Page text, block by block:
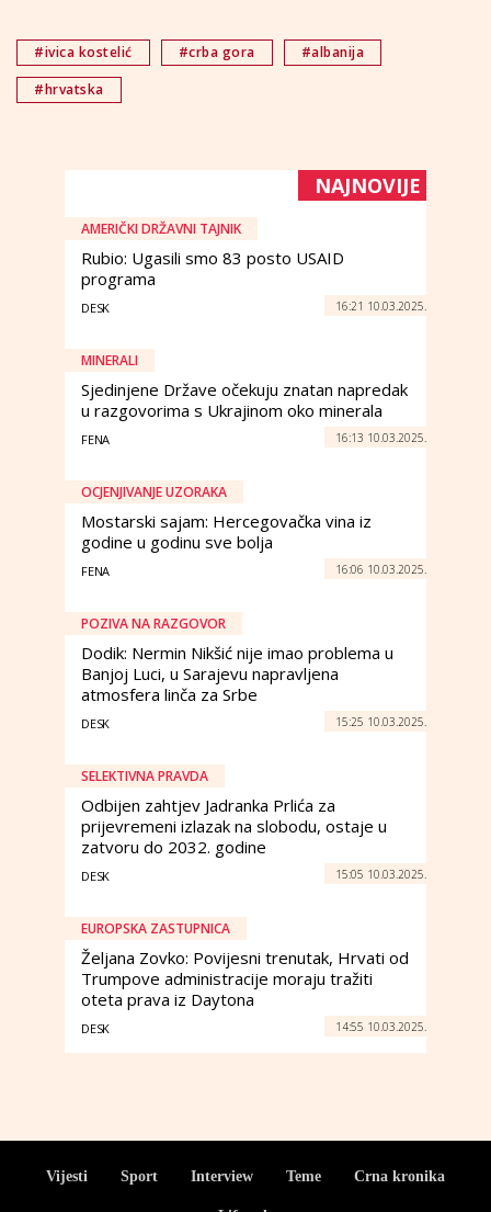
#ivica kostelić #crba gora
#albanija
#hrvatska
NAJNOVIJE
AMERIČKI DRŽAVNI TAJNIK
Rubio: Ugasili smo 83 posto USAID
programa
DESK 16:21 10.03.2025.
MINERALI
Sjedinjene Države očekuju znatan napredak
u razgovorima s Ukrajinom oko minerala
FENA 16:13 10.03.2025.
OCJENJIVANJE UZORAKA
Mostarski sajam: Hercegovačka vina iz
godine u godinu sve bolja
FENA 16:06 10.03.2025.
POZIVA NA RAZGOVOR
Dodik: Nermin Nikšić nije imao problema u
Banjoj Luci, u Sarajevu napravljena
atmosfera linča za Srbe
DESK 15:25 10.03.2025.
SELEKTIVNA PRAVDA
Odbijen zahtjev Jadranka Prlića za
prijevremeni izlazak na slobodu, ostaje u
zatvoru do 2032. godine
DESK 15:05 10.03.2025.
EUROPSKA ZASTUPNICA
Željana Zovko: Povijesni trenutak, Hrvati od
Trumpove administracije moraju tražiti
oteta prava iz Daytona
DESK 14:55 10.03.2025.
Vijesti Sport Interview Teme Crna kronika